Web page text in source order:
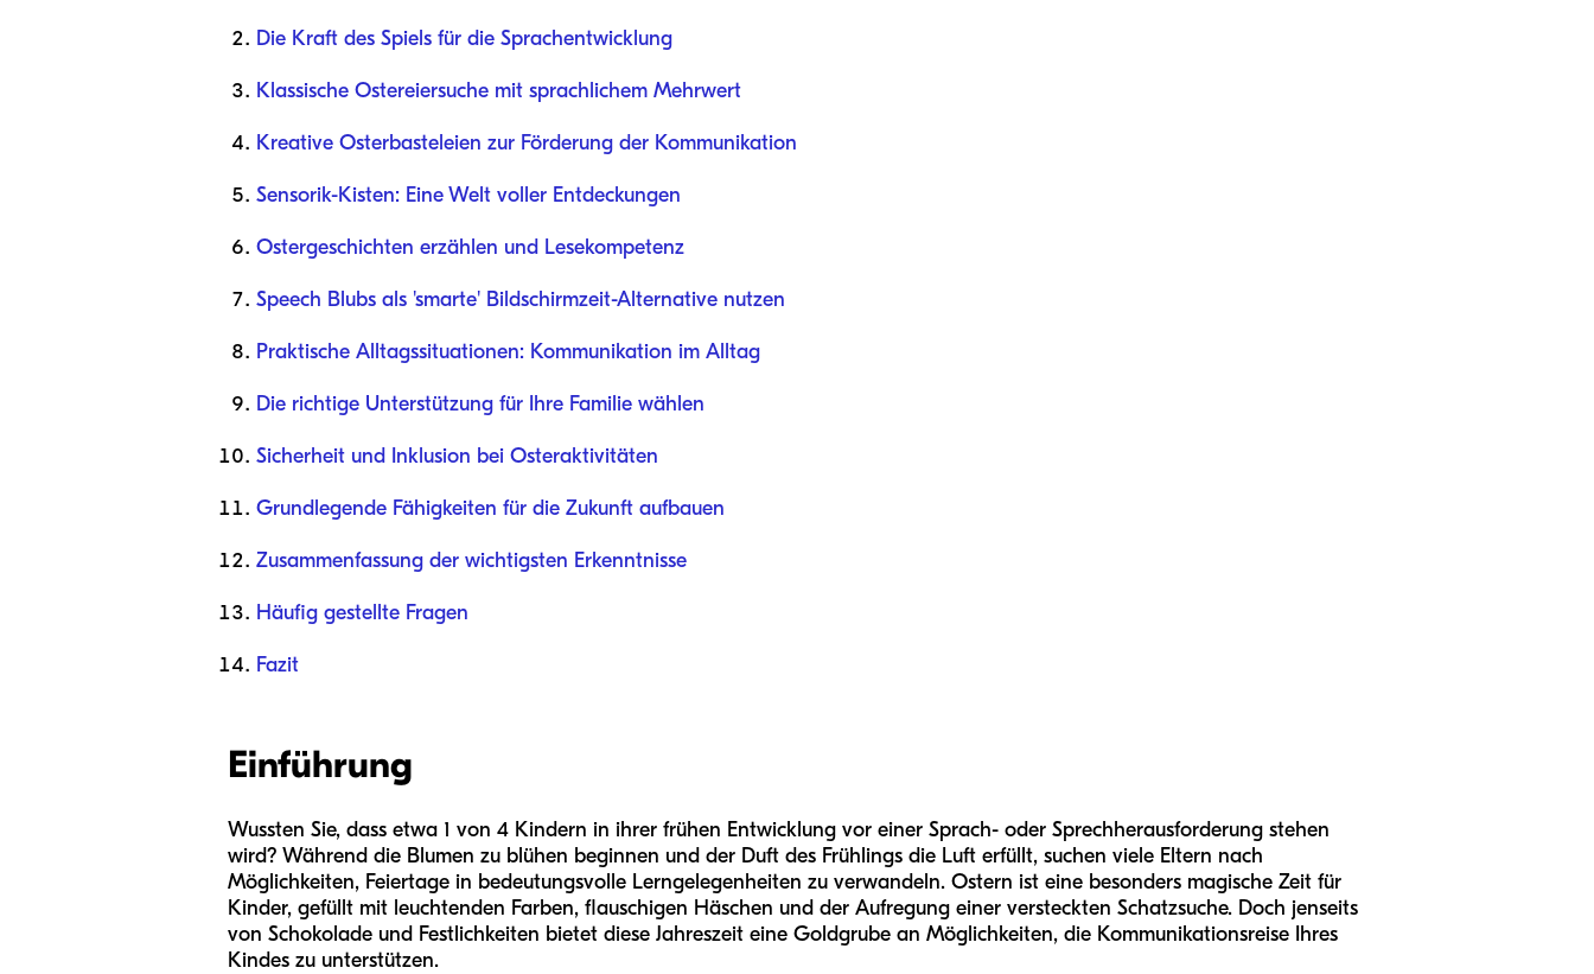
Die Kraft des Spiels für die Sprachentwicklung
Klassische Ostereiersuche mit sprachlichem Mehrwert
Kreative Osterbasteleien zur Förderung der Kommunikation
Sensorik-Kisten: Eine Welt voller Entdeckungen
Ostergeschichten erzählen und Lesekompetenz
Speech Blubs als 'smarte' Bildschirmzeit-Alternative nutzen
Praktische Alltagssituationen: Kommunikation im Alltag
Die richtige Unterstützung für Ihre Familie wählen
Sicherheit und Inklusion bei Osteraktivitäten
Grundlegende Fähigkeiten für die Zukunft aufbauen
Zusammenfassung der wichtigsten Erkenntnisse
Häufig gestellte Fragen
Fazit
Einführung
Wussten Sie, dass etwa 1 von 4 Kindern in ihrer frühen Entwicklung vor einer Sprach- oder Sprechherausforderung stehen
wird? Während die Blumen zu blühen beginnen und der Duft des Frühlings die Luft erfüllt, suchen viele Eltern nach
Möglichkeiten, Feiertage in bedeutungsvolle Lerngelegenheiten zu verwandeln. Ostern ist eine besonders magische Zeit für
Kinder, gefüllt mit leuchtenden Farben, flauschigen Häschen und der Aufregung einer versteckten Schatzsuche. Doch jenseits
von Schokolade und Festlichkeiten bietet diese Jahreszeit eine Goldgrube an Möglichkeiten, die Kommunikationsreise Ihres
Kindes zu unterstützen.